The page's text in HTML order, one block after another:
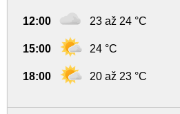
12:00 23 až 24 °C
15:00 24 °C
18:00 20 až 23 °C